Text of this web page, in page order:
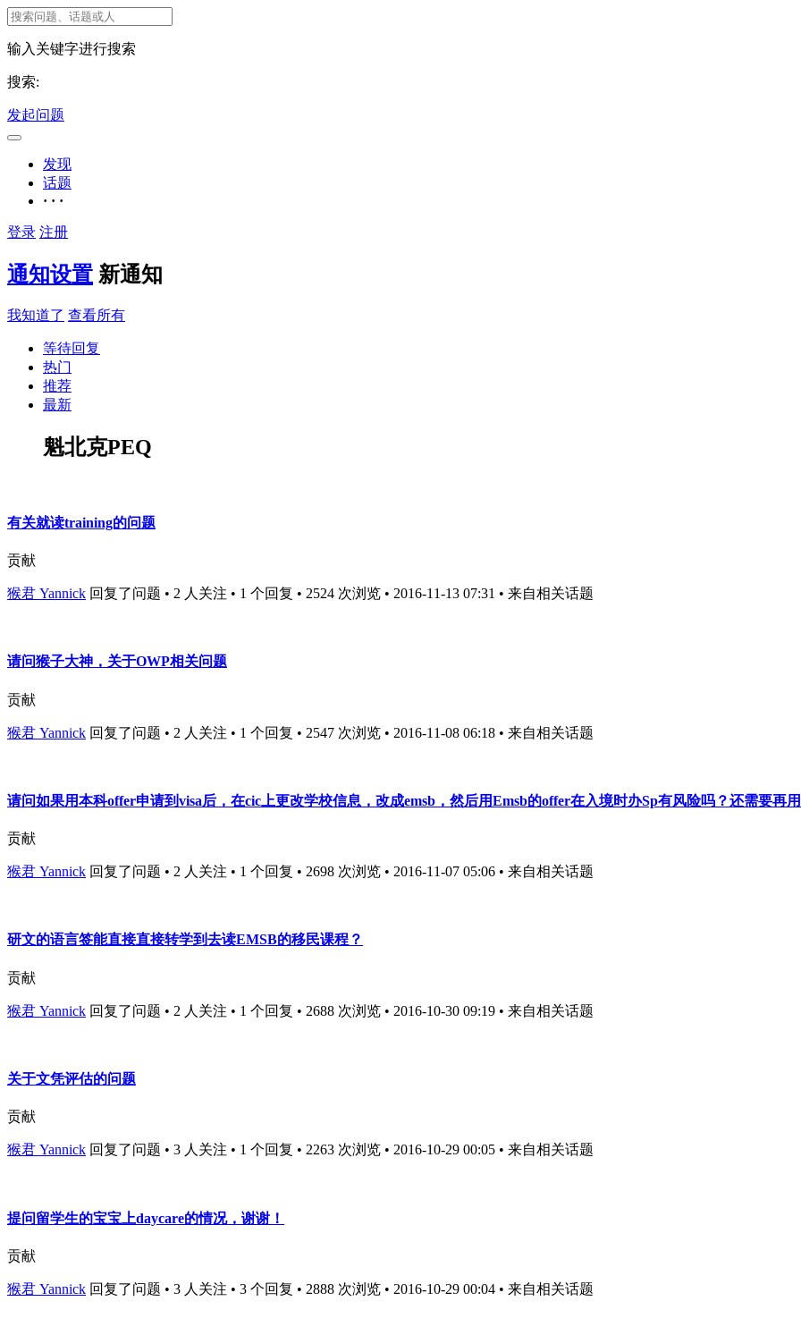
输入关键字进行搜索
搜索:
发起问题
发现
话题
· · ·
登录 注册
通知设置 新通知
我知道了 查看所有
等待回复
热门
推荐
最新
魁北克PEQ
有关就读training的问题
贡献
猴君 Yannick 回复了问题 • 2 人关注 • 1 个回复 • 2524 次浏览 • 2016-11-13 07:31 • 来自相关话题
请问猴子大神，关于OWP相关问题
贡献
猴君 Yannick 回复了问题 • 2 人关注 • 1 个回复 • 2547 次浏览 • 2016-11-08 06:18 • 来自相关话题
请问如果用本科offer申请到visa后，在cic上更改学校信息，改成emsb，然后用Emsb的offer在入境时办Sp有风险吗？还需要再
贡献
猴君 Yannick 回复了问题 • 2 人关注 • 1 个回复 • 2698 次浏览 • 2016-11-07 05:06 • 来自相关话题
研文的语言签能直接直接转学到去读EMSB的移民课程？
贡献
猴君 Yannick 回复了问题 • 2 人关注 • 1 个回复 • 2688 次浏览 • 2016-10-30 09:19 • 来自相关话题
关于文凭评估的问题
贡献
猴君 Yannick 回复了问题 • 3 人关注 • 1 个回复 • 2263 次浏览 • 2016-10-29 00:05 • 来自相关话题
提问留学生的宝宝上daycare的情况，谢谢！
贡献
猴君 Yannick 回复了问题 • 3 人关注 • 3 个回复 • 2888 次浏览 • 2016-10-29 00:04 • 来自相关话题